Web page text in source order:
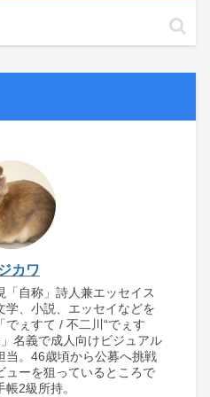
カワ
「自称」詩人兼エッセイス
学、小説、エッセイなどを
ぇすて / 不二川“でぇす
名義で成人向けビジュアル
当。46歳頃から公募へ挑戦
ューを狙っているところで
2級所持。